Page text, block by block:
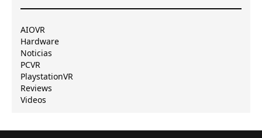
AIOVR
Hardware
Noticias
PCVR
PlaystationVR
Reviews
Videos